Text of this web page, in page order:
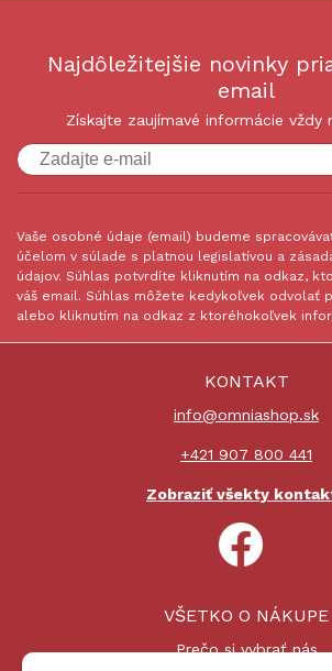
Najdôležitejšie novinky
email
Získajte zaujímavé informácie vždy
Vaše osobné údaje (email) budeme
účelom v súlade s platnou legislatívou a
údajov. Súhlas potvrdíte kliknutím na odkaz,
váš email. Súhlas môžete kedykoľvek odvolať
alebo kliknutím na odkaz z ktoréhokoľvek
KONTAKT
info@omniashop.sk
+421 907 800 441
Zobraziť všekty
VŠETKO O NÁKUPE
Prečo si vybrať nás